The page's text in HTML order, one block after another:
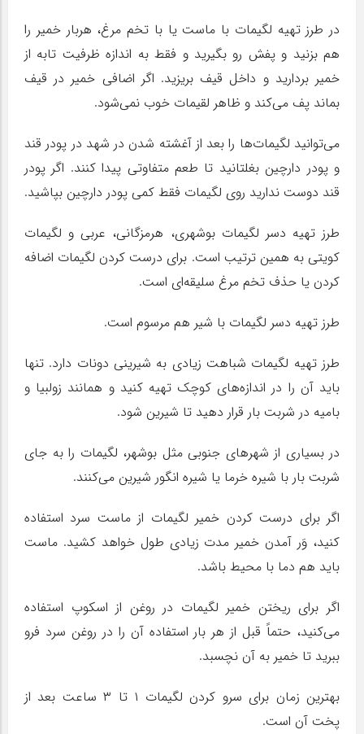
در طرز تهیه لگیمات با ماست یا با تخم مرغ، هربار خمیر را
هم بزنید و پفش رو بگیرید و فقط به اندازه ظرفیت تابه از
خمیر بردارید و داخل قیف بریزید. اگر اضافی خمیر در قیف
بماند پف می‌کند و ظاهر لقیمات خوب نمی‌شود.
می‌توانید لگیمات‌ها را بعد از آغشته شدن در شهد در پودر قند
و پودر دارچین بغلتانید تا طعم متفاوتی پیدا کنند. اگر پودر
قند دوست ندارید روی لگیمات فقط کمی پودر دارچین بپاشید.
طرز تهیه دسر لگیمات بوشهری، هرمزگانی، عربی و لگیمات
کویتی به همین ترتیب است. برای درست کردن لگیمات اضافه
کردن یا حذف تخم مرغ سلیقه‌ای است.
طرز تهیه دسر لگیمات با شیر هم مرسوم است.
طرز تهیه لگیمات شباهت زیادی به شیرینی دونات دارد. تنها
باید آن را در اندازه‌های کوچک تهیه کنید و همانند زولبیا و
بامیه در شربت بار قرار دهید تا شیرین شود.
در بسیاری از شهرهای جنوبی مثل بوشهر، لگیمات را به جای
شربت بار با شیره خرما یا شیره انگور شیرین می‌کنند.
اگر برای درست کردن خمیر لگیمات از ماست سرد استفاده
کنید، وَر آمدن خمیر مدت زیادی طول خواهد کشید. ماست
باید هم دما با محیط باشد.
اگر برای ریختن خمیر لگیمات در روغن از اسکوپ استفاده
می‌کنید، حتماً قبل از هر بار استفاده آن را در روغن سرد فرو
ببرید تا خمیر به آن نچسبد.
بهترین زمان برای سرو کردن لگیمات ۱ تا ۳ ساعت بعد از
پخت آن است.